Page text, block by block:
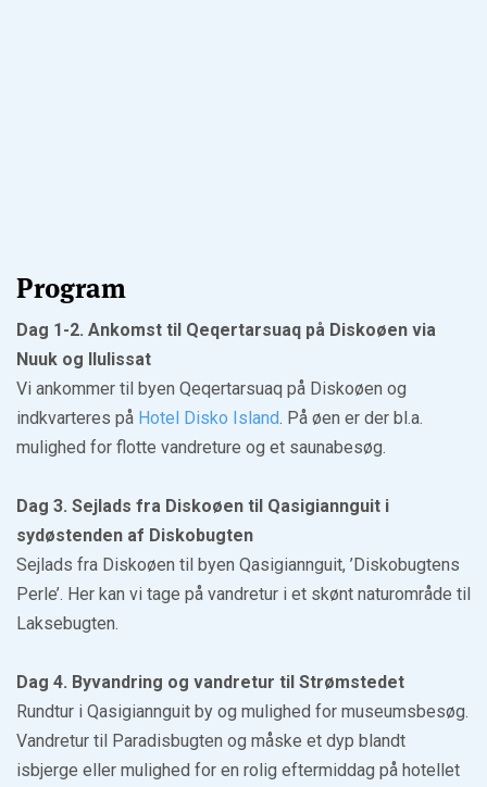
Program
Dag 1-2. Ankomst til Qeqertarsuaq på Diskoøen via
Nuuk og Ilulissat
Vi ankommer til byen Qeqertarsuaq på Diskoøen og
indkvarteres på Hotel Disko Island. På øen er der bl.a.
mulighed for flotte vandreture og et saunabesøg.
Dag 3. Sejlads fra Diskoøen til Qasigiannguit i
sydøstenden af Diskobugten
Sejlads fra Diskoøen til byen Qasigiannguit, ’Diskobugtens
Perle’. Her kan vi tage på vandretur i et skønt naturområde til
Laksebugten.
Dag 4. Byvandring og vandretur til Strømstedet
Rundtur i Qasigiannguit by og mulighed for museumsbesøg.
Vandretur til Paradisbugten og måske et dyp blandt
isbjerge eller mulighed for en rolig eftermiddag på hotellet